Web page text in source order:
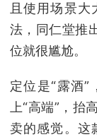
且使用场景
法，同仁堂推
位就很尴尬。
定位是“露酒”
上“高端”，
卖的感觉。这